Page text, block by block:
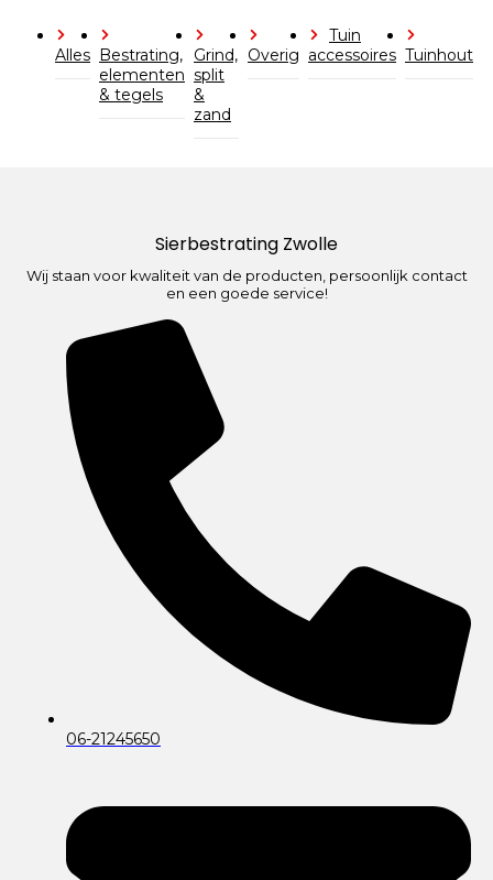
Alles Bestrating,
elementen
& tegels
Grind,
split
&
zand
Overig
Tuin
accessoires Tuinhout
Sierbestrating Zwolle
Wij staan voor kwaliteit van de producten, persoonlijk contact
en een goede service!
06-21245650